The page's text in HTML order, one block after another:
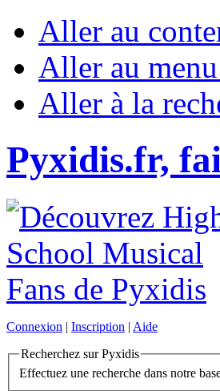
Aller au
Aller au
Aller à la
Pyxidis.fr,
Connexion | Inscription | Aide
Recherchez sur Pyxidis
Effectuez une recherche dans notre